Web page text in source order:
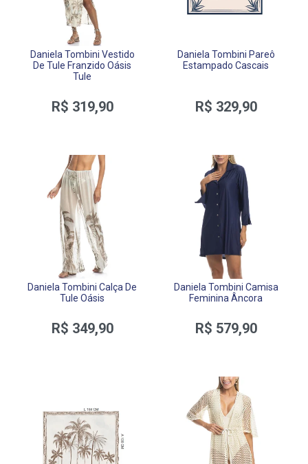
Daniela Tombini Vestido
De Tule Franzido Oásis
Tule
R$ 319,90
Daniela Tombini Pareô
Estampado Cascais
R$ 329,90
Daniela Tombini Calça De
Tule Oásis
R$ 349,90
Daniela Tombini Camisa
Feminina Âncora
R$ 579,90